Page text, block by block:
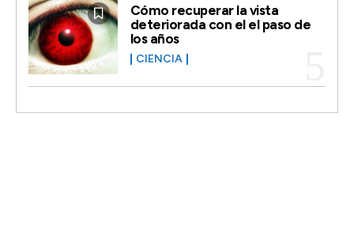
Cómo recuperar la vista
deteriorada con el el paso de
los años
CIENCIA